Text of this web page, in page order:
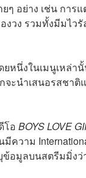
ๆ อย่าง เช่น กา
วง รวมทั้งมีมไว
ยหนึ่งในเมนูเหล่
ะนำเสนอรสชาติ
โอ BOYS LOVE
ความ
อมูลบนสตรีมมิ่ง